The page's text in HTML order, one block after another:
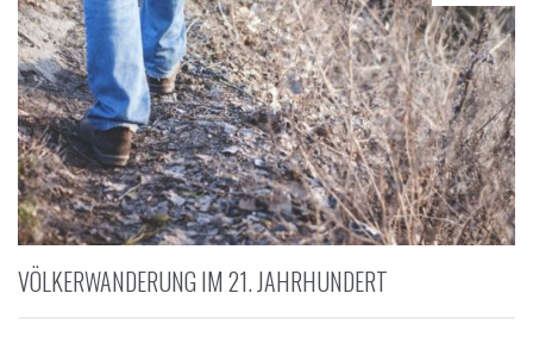
VÖLKERWANDERUNG IM 21. JAHRHUNDERT